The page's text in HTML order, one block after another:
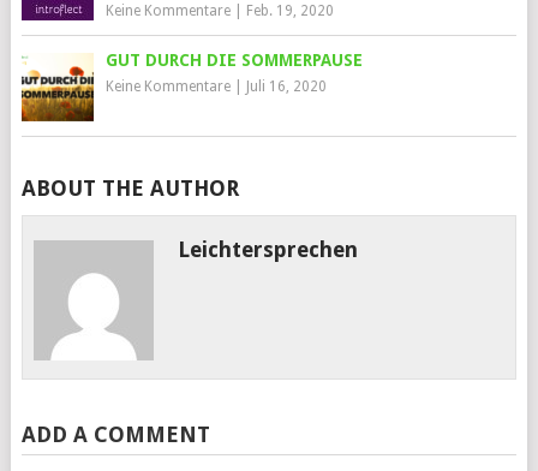
Keine Kommentare| Feb. 19, 2020
GUT DURCH DIE SOMMERPAUSE
Keine Kommentare| Juli 16, 2020
ABOUT THE AUTHOR
Leichtersprechen
ADD A COMMENT